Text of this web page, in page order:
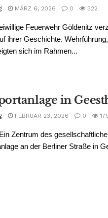
MÄRZ 6, 2026 0 322
Feuerwehr Göldenitz
ihrer Geschichte.
sich im Rahmen...
in
FEBRUAR 23, 2026 0
Zentrum des
an der Berliner Straße in